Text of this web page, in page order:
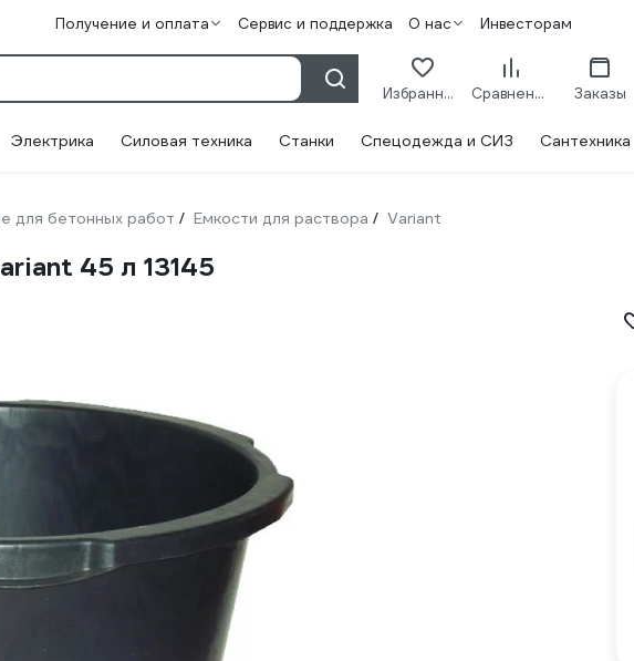
Получение и оплата Сервис и поддержка О нас Инвесторам
Избранное Сравнение Заказы
Электрика Силовая техника Станки Спецодежда и СИЗ Сантехника
для бетонных работ / Емкости для раствора / Variant
45 л 13145